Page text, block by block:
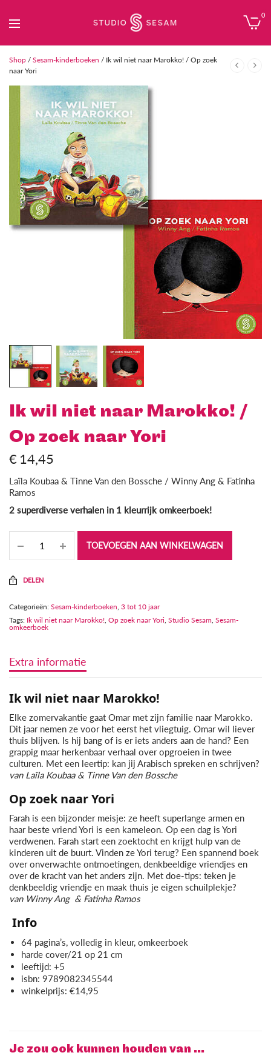
0
Shop / Sesam-kinderboeken / Ik wil niet naar Marokko! / Op zoek
naar Yori
Ik wil niet naar Marokko! /
Op zoek naar Yori
€ 14,45
Laïla Koubaa & Tinne Van den Bossche / Winny Ang & Fatinha
Ramos
2 superdiverse verhalen in 1 kleurrijk omkeerboek!
TOEVOEGEN AAN WINKELWAGEN
DELEN
Categorieën: Sesam-kinderboeken 3 tot 10 jaar
Tags: Ik wil niet naar Marokko! Op zoek naar Yori Studio Sesam Sesam-
omkeerboek
Extra informatie
Ik wil niet naar Marokko!
Elke zomervakantie gaat Omar met zijn familie naar Marokko.
Dit jaar nemen ze voor het eerst het vliegtuig. Omar wil liever
thuis blijven. Is hij bang of is er iets anders aan de hand? Een
grappig maar herkenbaar verhaal over opgroeien in twee
culturen. Met een leertip: kan jij Arabisch spreken en schrijven?
van Laïla Koubaa & Tinne Van den Bossche
Op zoek naar Yori
Farah is een bijzonder meisje: ze heeft superlange armen en
haar beste vriend Yori is een kameleon. Op een dag is Yori
verdwenen. Farah start een zoektocht en krijgt hulp van de
kinderen uit de buurt. Vinden ze Yori terug? Een spannend boek
over onverwachte ontmoetingen, denkbeeldige vriendjes en
over de kracht van het anders zijn. Met doe-tips: teken je
denkbeeldig vriendje en maak thuis je eigen schuilplekje?
van Winny Ang & Fatinha Ramos
Info
64 pagina’s, volledig in kleur, omkeerboek
harde cover/21 op 21 cm
leeftijd: +5
isbn: 9789082345544
winkelprijs: €14,95
Je zou ook kunnen houden van …